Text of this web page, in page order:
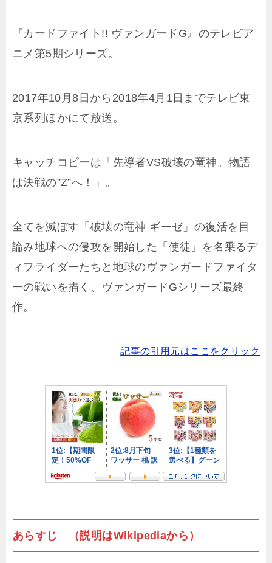
『カードファイト!! ヴァンガードG』のテレビア
ニメ第5期シリーズ。
2017年10月8日から2018年4月1日までテレビ東
京系列ほかにて放送。
キャッチコピーは「先導者VS破壊の竜神。物語
は決戦の”Z”へ！」。
全てを滅ぼす「破壊の竜神 ギーゼ」の復活を目
論み地球への侵攻を開始した「使徒」を名乗るデ
ィフライダーたちと地球のヴァンガードファイタ
ーの戦いを描く、ヴァンガードGシリーズ最終
作。
記事の引用元はここをクリック
あらすじ （説明はWikipediaから）